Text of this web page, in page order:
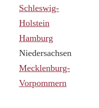
Schleswig-
Holstein
Hamburg
Niedersachsen
Mecklenburg-
Vorpommern